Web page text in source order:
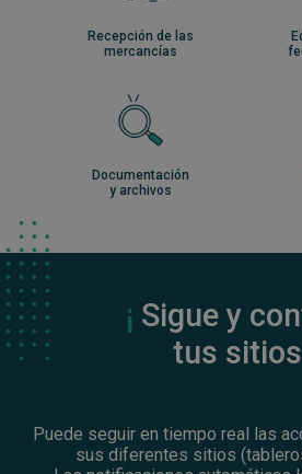
Recepción de las
mercancías
Documentación
y archivos
¡ Sigue y
tus sitios
Puede seguir en tiempo real las
sus diferentes sitios